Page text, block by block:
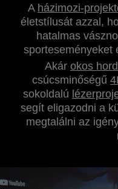
A házimozi-
életstílusát azzal,
hatalmas
sporteseményeket
Akár okos
csúcsminőségű
sokoldalú
segít eligazodni a
megtalálni az